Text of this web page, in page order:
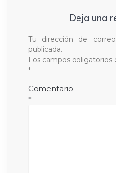
Deja una
Tu dirección de
publicada.
Los campos obligatorios
*
Comentario
*